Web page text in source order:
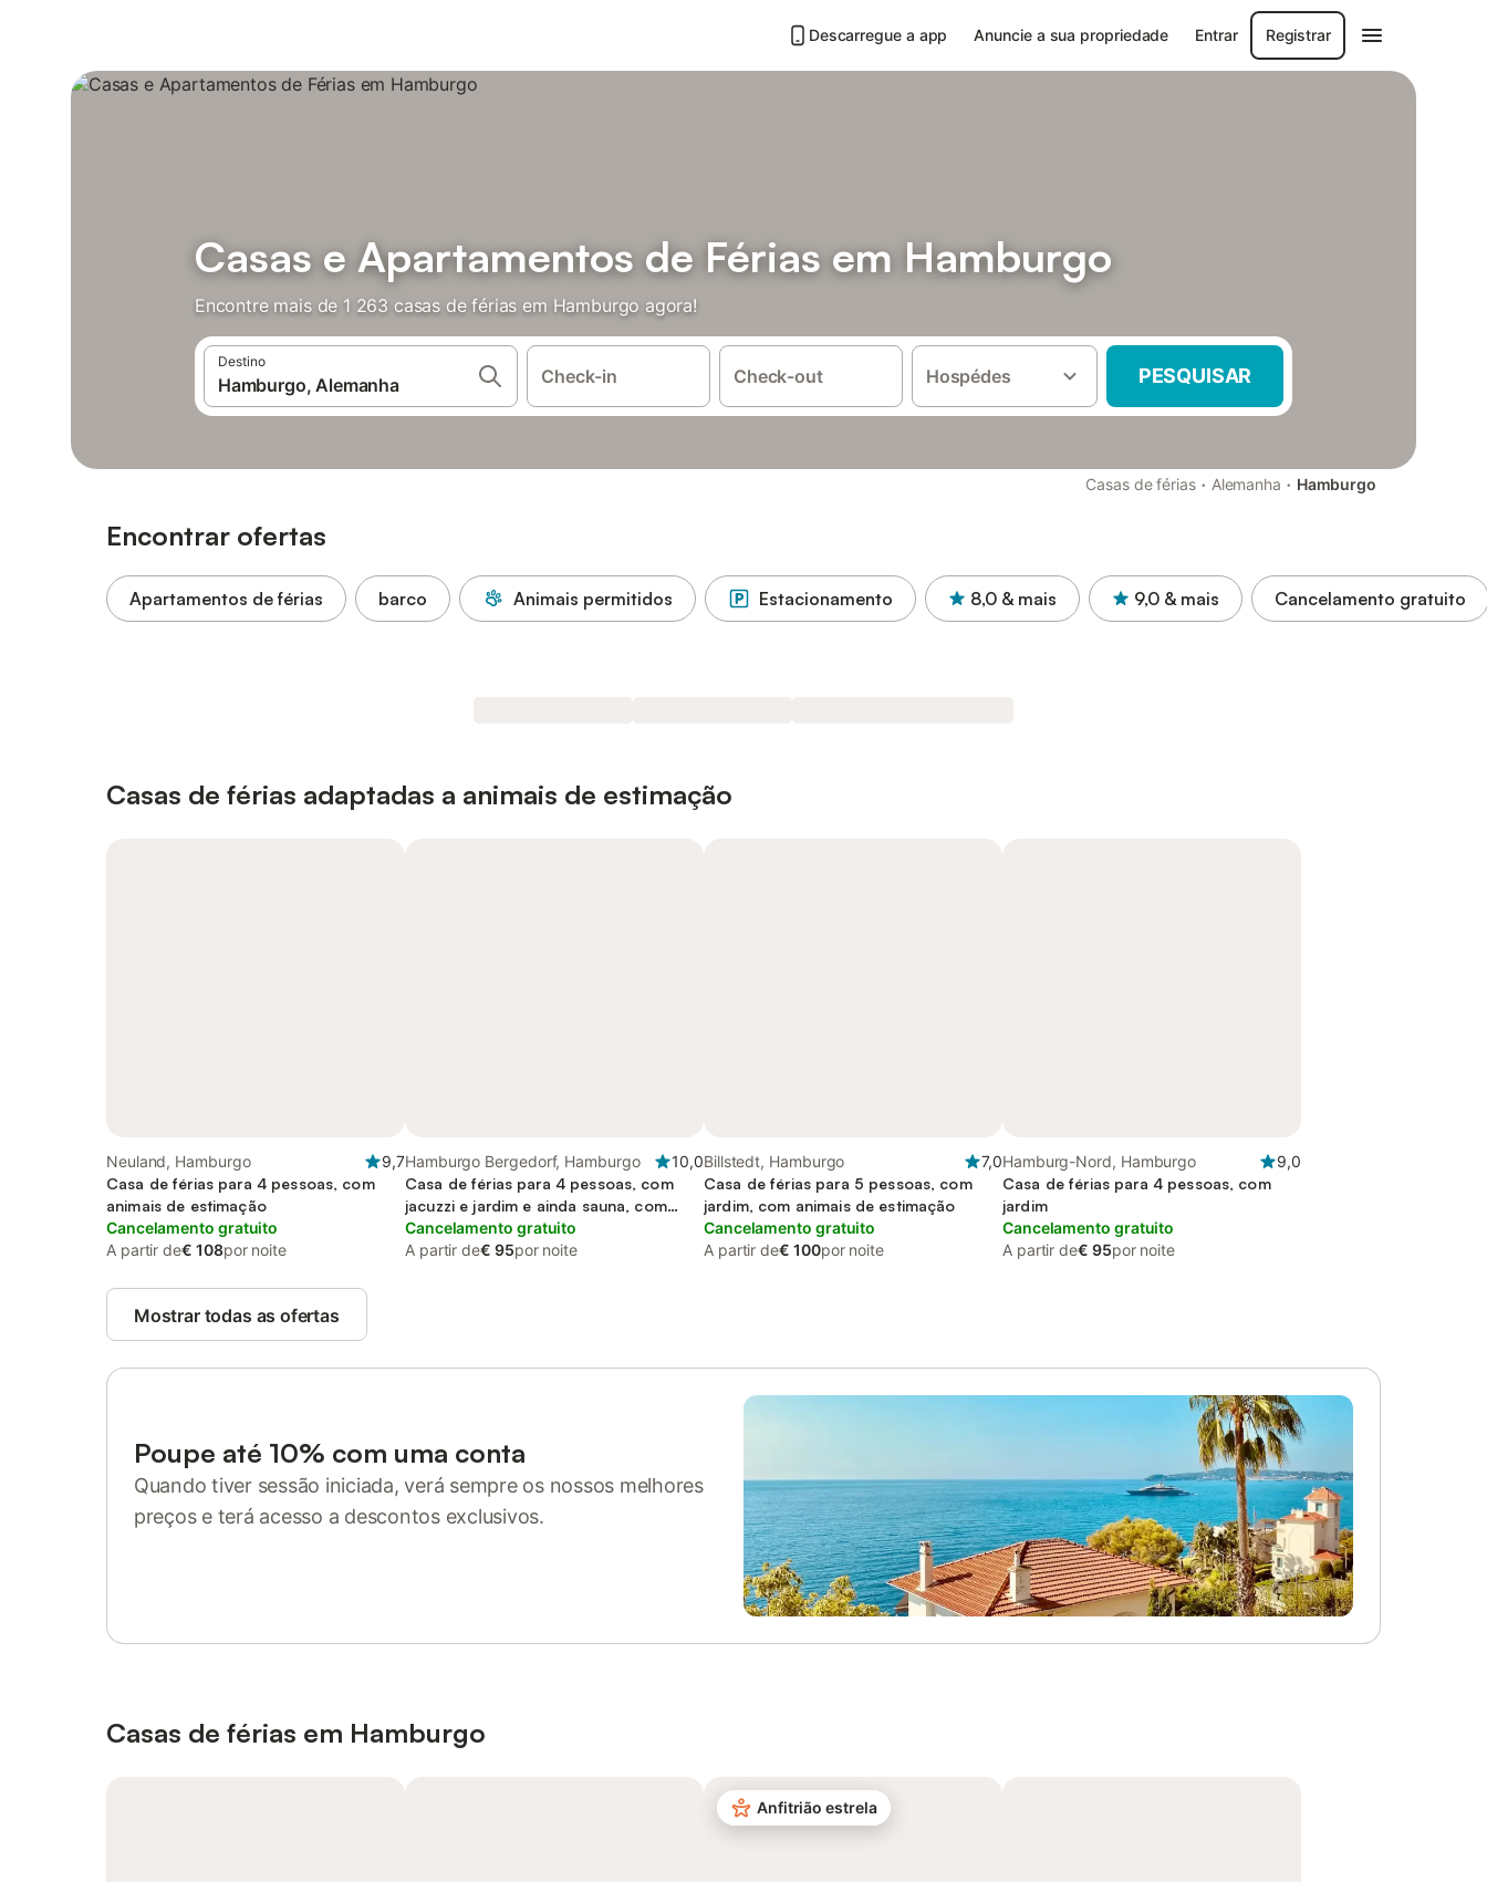
Descarregue a app Anuncie a sua propriedade Entrar Registrar
Casas e Apartamentos de Férias em Hamburgo
Encontre mais de 1 263 casas de férias em Hamburgo agora!
Destino
Check-in Check-out Hospédes PESQUISAR
Casas de férias · Alemanha · Hamburgo
Encontrar ofertas
Apartamentos de férias barco Animais permitidos Estacionamento 8,0 & mais 9,0 & mais Cancelamento gratuito
Casas de férias adaptadas a animais de estimação
Neuland, Hamburgo
9,7
Casa de férias para 4 pessoas, com
animais de estimação
Cancelamento gratuito
A partir de€ 108por noite
Hamburgo Bergedorf, Hamburgo
10,0
Casa de férias para 4 pessoas, com
jacuzzi e jardim e ainda sauna, com
animais de estimação
Cancelamento gratuito
A partir de€ 95por noite
Billstedt, Hamburgo
7,0
Casa de férias para 5 pessoas, com
jardim, com animais de estimação
Cancelamento gratuito
A partir de€ 100por noite
Hamburg-Nord, Hamburgo
9,0
Casa de férias para 4 pessoas, com
jardim
Cancelamento gratuito
A partir de€ 95por noite
Mostrar todas as ofertas
Poupe até 10% com uma conta
Quando tiver sessão iniciada, verá sempre os nossos melhores
preços e terá acesso a descontos exclusivos.
Casas de férias em Hamburgo
Anfitrião estrela